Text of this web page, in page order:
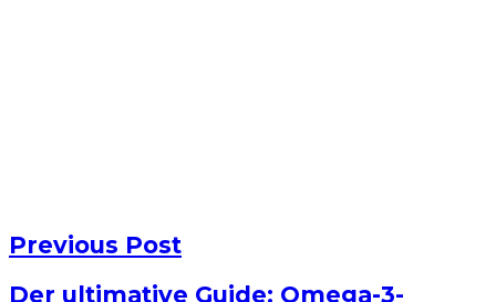
Previous Post
Der ultimative Guide: Omega-3-